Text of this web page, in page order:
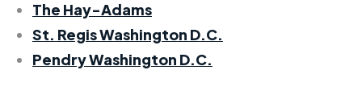
The Hay-Adams
St. Regis Washington D.C.
Pendry Washington D.C.